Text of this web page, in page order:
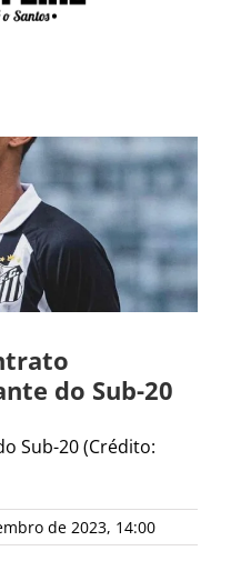
do Sub-20
Sub-20 (Crédito:
de 2023, 14:00